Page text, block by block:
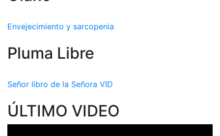
Envejecimiento y sarcopenia
Pluma Libre
Señor libro de la Señora VID
ÚLTIMO VIDEO